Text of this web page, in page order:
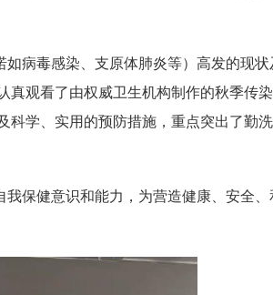
病毒感染、支原体肺炎等）高发的现状
真观看了由权威卫生机构制作的秋季传
学、实用的预防措施，重点突出了勤
保健意识和能力，为营造健康、安全、